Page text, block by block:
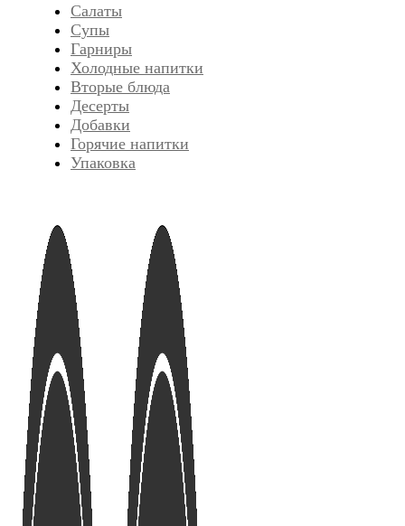
Салаты
Супы
Гарниры
Холодные напитки
Вторые блюда
Десерты
Добавки
Горячие напитки
Упаковка